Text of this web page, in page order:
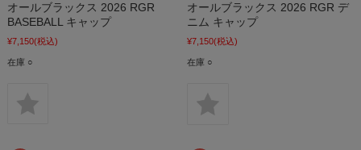
オールブラックス 2026 RGR
BASEBALL キャップ
¥7,150(税込)
在庫 ○
オールブラックス 2026 RGR デ
ニム キャップ
¥7,150(税込)
在庫 ○